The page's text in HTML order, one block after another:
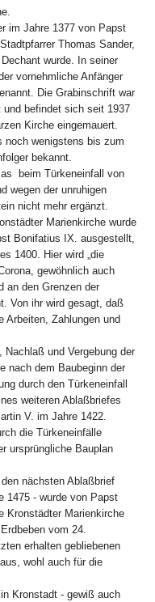
im Jahre 1377 von Papst
Thomas Sander,
wurde. In seiner
vornehmliche Anfänger
Die Grabinschrift war
befindet sich seit 1937
Kirche eingemauert.
noch wenigstens bis zum
bekannt.
beim Türkeneinfall von
wegen der unruhigen
nicht mehr ergänzt.
Marienkirche wurde
Bonifatius IX. ausgestellt,
1400. Hier wird „die
gewöhnlich auch
an den Grenzen der
Von ihr wird gesagt, daß
Arbeiten, Zahlungen und
und Vergebung der
nach dem Baubeginn der
durch den Türkeneinfall
weiteren Ablaßbriefes
V. im Jahre 1422.
die Türkeneinfälle
ursprüngliche Bauplan
nächsten Ablaßbrief
1475 - wurde von Papst
Kronstädter Marienkirche
vom 24.
erhalten gebliebenen
wohl auch für die
Kronstadt - gewiß auch